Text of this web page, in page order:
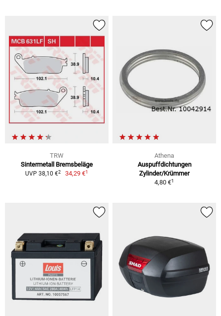
TRW
Sintermetall Bremsbeläge
UVP 38,10 €2 34,29 €1
Athena
Auspuffdichtungen
Zylinder/Krümmer
4,80 €1